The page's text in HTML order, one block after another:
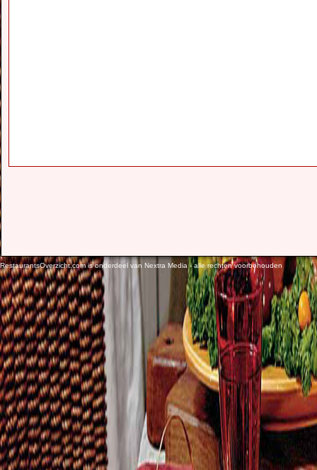
RestaurantsOverzicht.com is onderdeel van Nextra Media - alle rechten voorbehouden